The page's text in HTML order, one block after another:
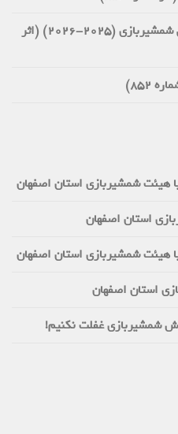
قوانین تکنیکی فدراسیون جهانی شمشیربازی (2025-2026) (اثر
شمشیربازی استان اصفهان
استان اصفهان
شمشیربازی استان اصفهان
استان اصفهان
غفلت نکنیم!